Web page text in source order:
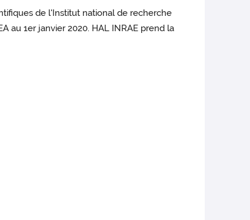
de l'Institut national de recherche
au 1er janvier 2020. HAL INRAE prend la